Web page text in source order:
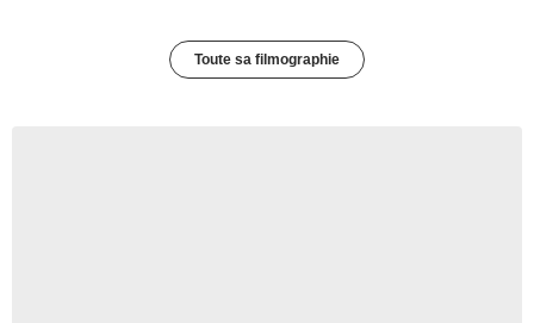
Toute sa filmographie